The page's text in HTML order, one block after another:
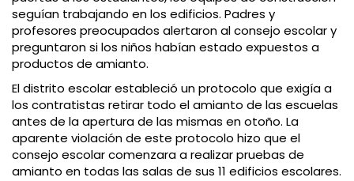
seguían trabajando en los edificios. Padres y
profesores preocupados alertaron al consejo escolar y
preguntaron si los niños habían estado expuestos a
productos de amianto.
El distrito escolar estableció un protocolo que exigía a
los contratistas retirar todo el amianto de las escuelas
antes de la apertura de las mismas en otoño. La
aparente violación de este protocolo hizo que el
consejo escolar comenzara a realizar pruebas de
amianto en todas las salas de sus 11 edificios escolares.